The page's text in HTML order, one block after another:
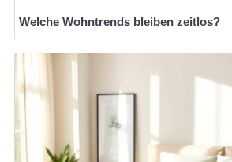
Welche Wohntrends bleiben zeitlos?